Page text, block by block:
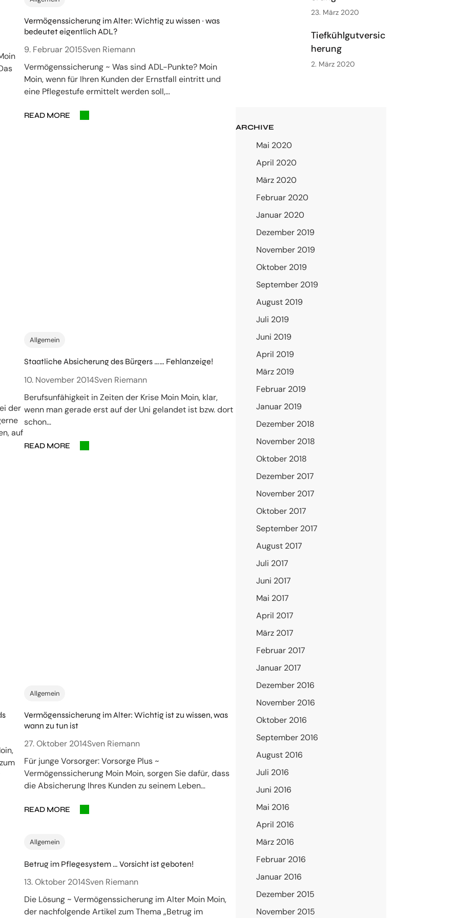
Vermögenssicherung im Alter: Wichtig zu wissen ~ was
bedeutet eigentlich ADL?
9. Februar 2015Sven Riemann
Vermögenssicherung ~ Was sind ADL-Punkte? Moin
Moin, wenn für Ihren Kunden der Ernstfall eintritt und
eine Pflegestufe ermittelt werden soll,…
READ MORE
der
auf
Allgemein
Staatliche Absicherung des Bürgers …… Fehlanzeige!
10. November 2014Sven Riemann
Berufsunfähigkeit in Zeiten der Krise Moin Moin, klar,
wenn man gerade erst auf der Uni gelandet ist bzw. dort
schon…
READ MORE
Allgemein
Vermögenssicherung im Alter: Wichtig ist zu wissen, was
wann zu tun ist
27. Oktober 2014Sven Riemann
Für junge Vorsorger: Vorsorge Plus ~
Vermögenssicherung Moin Moin, sorgen Sie dafür, dass
die Absicherung Ihres Kunden zu seinem Leben…
READ MORE
Allgemein
Betrug im Pflegesystem … Vorsicht ist geboten!
13. Oktober 2014Sven Riemann
Die Lösung ~ Vermögenssicherung im Alter Moin Moin,
der nachfolgende Artikel zum Thema „Betrug im
23. März 2020
Tiefkühlgutversic
herung
2. März 2020
ARCHIVE
Mai 2020
April 2020
März 2020
Februar 2020
Januar 2020
Dezember 2019
November 2019
Oktober 2019
September 2019
August 2019
Juli 2019
Juni 2019
April 2019
März 2019
Februar 2019
Januar 2019
Dezember 2018
November 2018
Oktober 2018
Dezember 2017
November 2017
Oktober 2017
September 2017
August 2017
Juli 2017
Juni 2017
Mai 2017
April 2017
März 2017
Februar 2017
Januar 2017
Dezember 2016
November 2016
Oktober 2016
September 2016
August 2016
Juli 2016
Juni 2016
Mai 2016
April 2016
März 2016
Februar 2016
Januar 2016
Dezember 2015
November 2015